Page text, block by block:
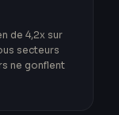
de 4,2x sur
secteurs
ne gonflent